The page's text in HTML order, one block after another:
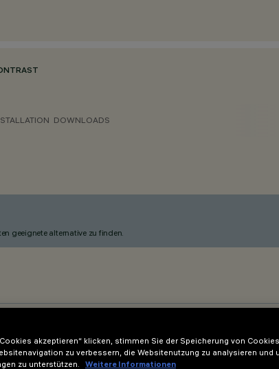
DOWNLOADS
geeignete alternative zu finden.
- Beam Flood
akzeptieren“ klicken, stimmen Sie der Speicherung von
zu verbessern, die Websitenutzung zu analysieren und
zu unterstützen.
Weitere Informationen